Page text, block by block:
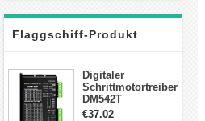
Flaggschiff-Produkt
Digitaler
Schrittmotortreiber
DM542T
Schrittmotor
€37.02